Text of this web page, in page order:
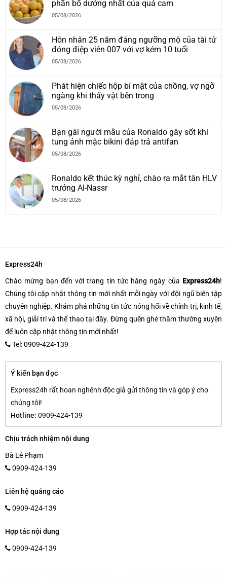
phần bổ dưỡng nhất của quả cam
05/08/2026
Hôn nhân 25 năm đáng ngưỡng mộ của tài tử
đóng điệp viên 007 với vợ kém 10 tuổi
05/08/2026
Phát hiện chiếc hộp bí mật của chồng, vợ ngỡ
ngàng khi thấy vật bên trong
05/08/2026
Bạn gái người mẫu của Ronaldo gây sốt khi
tung ảnh mặc bikini đáp trả antifan
05/08/2026
Ronaldo kết thúc kỳ nghỉ, chào ra mắt tân HLV
trưởng Al-Nassr
05/08/2026
Express24h
Chào mừng bạn đến với trang tin tức hàng ngày của Express24h!
Chúng tôi cập nhật thông tin mới nhất mỗi ngày với đội ngũ biên tập
chuyên nghiệp. Khám phá những tin tức nóng hổi về chính trị, kinh tế,
xã hội, giải trí và thể thao tại đây. Đừng quên ghé thăm thường xuyên
để luôn cập nhật thông tin mới nhất!
Tel: 0909-424-139
Ý kiến bạn đọc
Express24h rất hoan nghênh độc giả gửi thông tin và góp ý cho
chúng tôi!
Hotline: 0909-424-139
Chịu trách nhiệm nội dung
Bà Lê Phạm
0909-424-139
Liên hệ quảng cáo
0909-424-139
Hợp tác nội dung
0909-424-139